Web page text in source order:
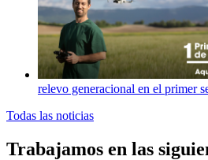
relevo generacional en el primer
Todas las noticias
Trabajamos en las